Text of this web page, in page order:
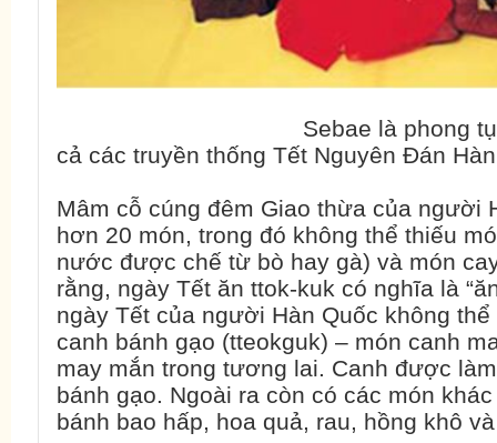
Sebae là phong tục quan
cả các truyền thống Tết Nguyên Đán
Mâm cỗ cúng đêm Giao thừa của người
hơn 20 món, trong đó không thể thiếu
nước được chế từ bò hay gà) và món
rằng, ngày Tết ăn ttok-kuk có nghĩa là
ngày Tết của người Hàn Quốc không
canh bánh gạo (tteokguk) – món canh
may mắn trong tương lai. Canh được
bánh gạo. Ngoài ra còn có các món
bánh bao hấp, hoa quả, rau, hồng khô